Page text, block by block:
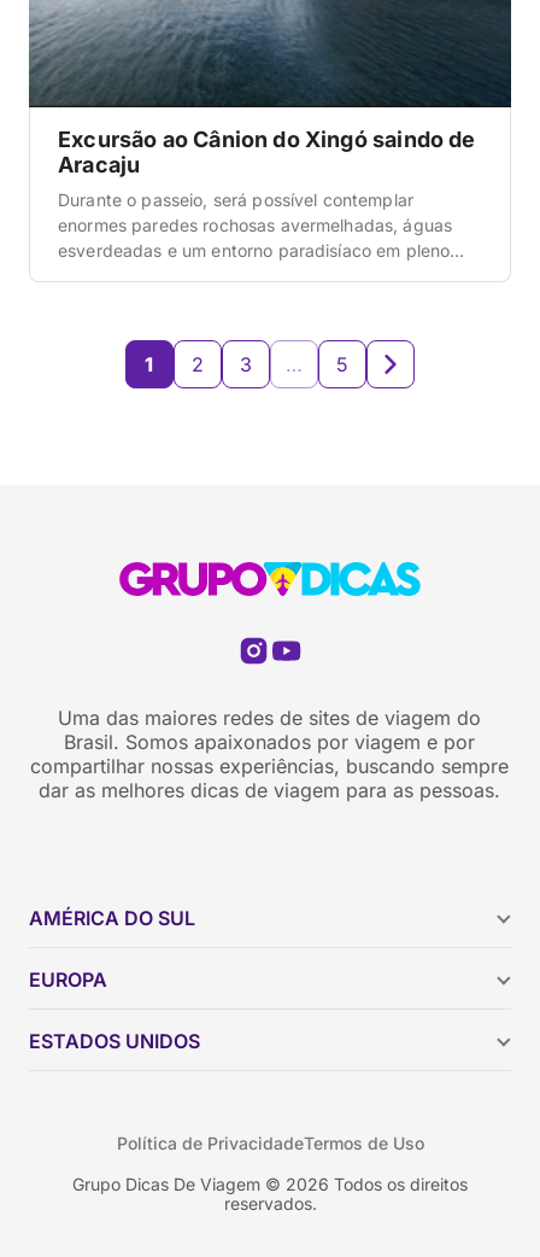
Excursão ao Cânion do Xingó saindo de
Aracaju
Durante o passeio, será possível contemplar
enormes paredes rochosas avermelhadas, águas
esverdeadas e um entorno paradisíaco em pleno
1 2 3 … 5
Uma das maiores redes de sites de viagem do
Brasil. Somos apaixonados por viagem e por
compartilhar nossas experiências, buscando sempre
dar as melhores dicas de viagem para as pessoas.
AMÉRICA DO SUL
Brasil
Colômbia
EUROPA
ESTADOS UNIDOS
Nova York
Grupo Dicas De Viagem © 2026 Todos os direitos
reservados.
Política de PrivacidadeTermos de Uso